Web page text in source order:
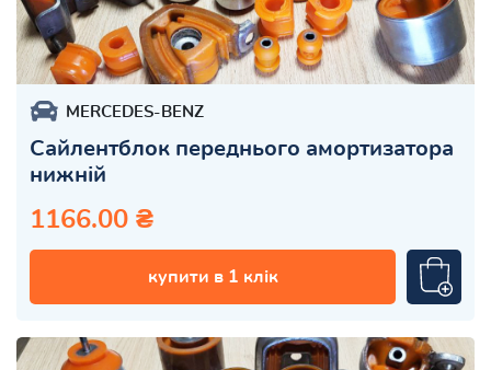
MERCEDES-BENZ
Сайлентблок переднього амортизатора
нижній
1166.00 ₴
купити в 1 клік